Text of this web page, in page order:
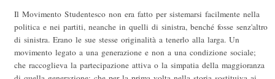
Il Movimento Studentesco non era fatto per sistemarsi facilmente nella
politica e nei partiti, neanche in quelli di sinistra, benché fosse senz'altro
di sinistra. Erano le sue stesse originalità a tenerlo alla larga. Un
movimento legato a una generazione e non a una condizione sociale;
che raccoglieva la partecipazione attiva o la simpatia della maggioranza